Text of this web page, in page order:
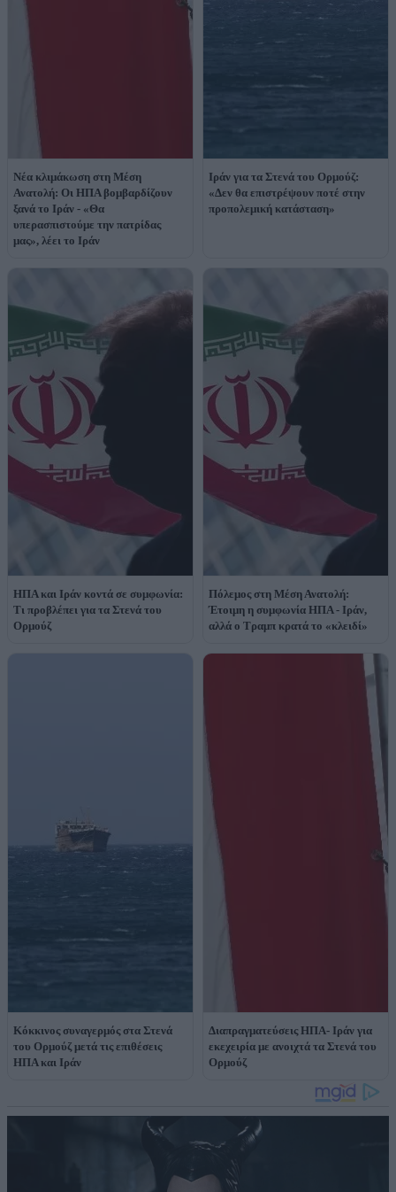
Νέα κλιμάκωση στη Μέση
Ανατολή: Οι ΗΠΑ βομβαρδίζουν
ξανά το Ιράν - «Θα
υπερασπιστούμε την πατρίδας
μας», λέει το Ιράν
Ιράν για τα Στενά του Ορμούζ:
«Δεν θα επιστρέψουν ποτέ στην
προπολεμική κατάσταση»
ΗΠΑ και Ιράν κοντά σε συμφωνία:
Τι προβλέπει για τα Στενά του
Ορμούζ
Πόλεμος στη Μέση Ανατολή:
Έτοιμη η συμφωνία ΗΠΑ - Ιράν,
αλλά ο Τραμπ κρατά το «κλειδί»
Κόκκινος συναγερμός στα Στενά
του Ορμούζ μετά τις επιθέσεις
ΗΠΑ και Ιράν
Διαπραγματεύσεις ΗΠΑ- Ιράν για
εκεχειρία με ανοιχτά τα Στενά του
Ορμούζ